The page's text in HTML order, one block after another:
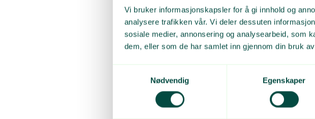
Vi bruker informasjonskapsler for å gi innhold og
analysere trafikken vår. Vi deler dessuten
sosiale medier, annonsering og analysearbeid, som
dem, eller som de har samlet inn gjennom din bruk
Nødvendig
Egenskaper